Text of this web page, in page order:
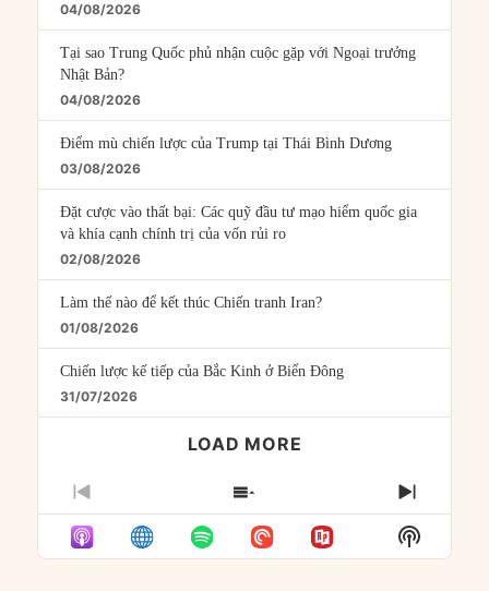
04/08/2026
Tại sao Trung Quốc phủ nhận cuộc gặp với Ngoại trưởng
Nhật Bản?
04/08/2026
Điểm mù chiến lược của Trump tại Thái Bình Dương
03/08/2026
Đặt cược vào thất bại: Các quỹ đầu tư mạo hiểm quốc gia
và khía cạnh chính trị của vốn rủi ro
02/08/2026
Làm thế nào để kết thúc Chiến tranh Iran?
01/08/2026
Chiến lược kế tiếp của Bắc Kinh ở Biển Đông
31/07/2026
LOAD MORE
PREVIOUS
EPISODE
SHOW
EPISODES
LIST
NEXT
Show
Podcast